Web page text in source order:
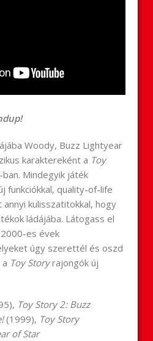
Woody, Buzz Lightyear
karaktereként a Toy
-ban. Mindegyik játék
funkciókkal, quality-of-life
kulisszatitokkal, hogy
ládájába. Látogass el
es évek
úgy szerettél és oszd
Toy Storyrajongók új
Toy Story 2: Buzz
(1999), Toy Story
of Star